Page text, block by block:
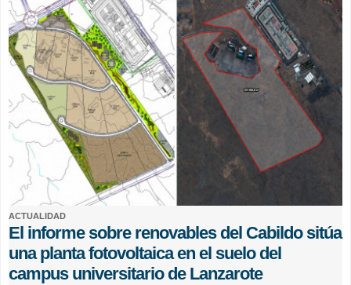
ACTUALIDAD
El informe sobre renovables del Cabildo sitúa
una planta fotovoltaica en el suelo del
campus universitario de Lanzarote